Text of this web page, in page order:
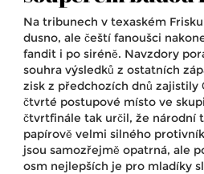
Na tribunech v texaském
dusno, ale čeští fanoušci
fandit i po siréně. Navzdory
souhra výsledků z ostatních
zisk z předchozích dnů zajistily
čtvrté postupové místo ve
čtvrtfinále tak určil, že národní
papírově velmi silného
jsou samozřejmě opatrná, ale
osm nejlepších je pro mladíky